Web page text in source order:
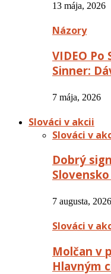
13 mája, 2026
Názory
VIDEO
Sinner:
7 mája, 2026
Slováci v akcii
Slováci v
Dobrý
7 augusta, 2026
Slováci v
Molčan v
Hlavným